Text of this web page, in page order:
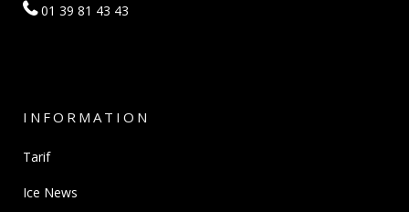
01 39 81 43 43
INFORMATION
Tarif
Ice News